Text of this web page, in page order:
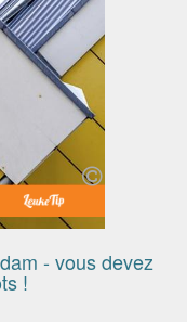
- vous devez
!